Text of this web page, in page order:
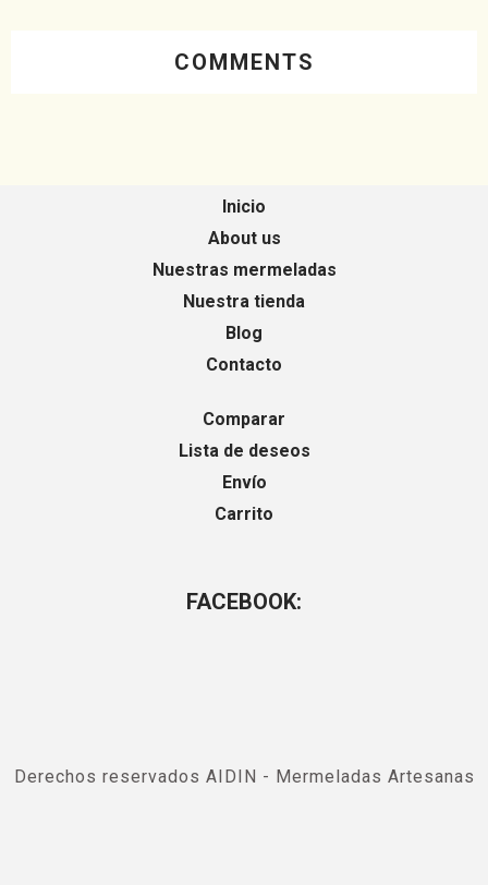
COMMENTS
Inicio
About us
Nuestras mermeladas
Nuestra tienda
Blog
Contacto
Comparar
Lista de deseos
Envío
Carrito
FACEBOOK:
Derechos reservados AIDIN - Mermeladas Artesanas